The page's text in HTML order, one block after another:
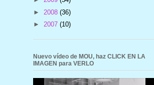
► 2008 (36)
► 2007 (10)
Nuevo vídeo de MOU, haz CLICK EN LA
IMAGEN para VERLO